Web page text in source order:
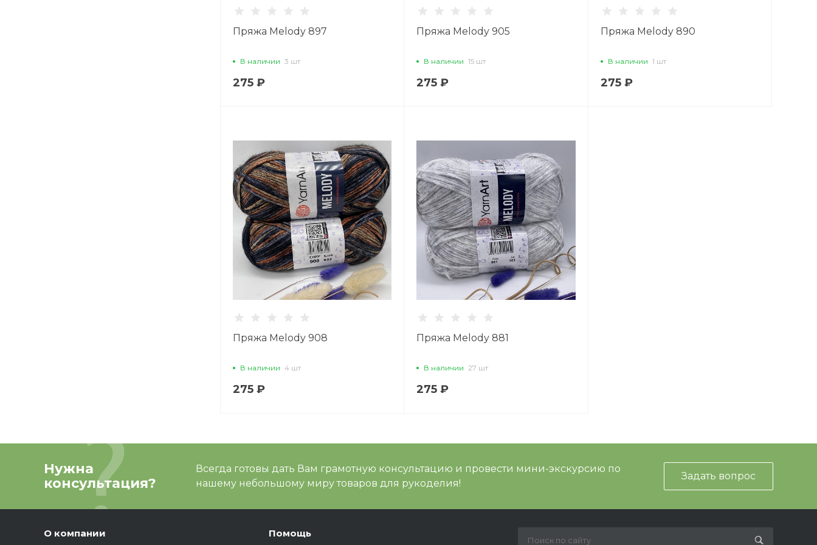
Пряжа Melody 897
В наличии 3 шт
275 ₽
Пряжа Melody 905
В наличии 15 шт
275 ₽
Пряжа Melody 890
В наличии 1 шт
275 ₽
Пряжа Melody 908
В наличии 4 шт
275 ₽
Пряжа Melody 881
В наличии 27 шт
275 ₽
Нужна
консультация?
Всегда готовы дать Вам грамотную консультацию и провести мини-экскурсию по
нашему небольшому миру товаров для рукоделия!
Задать вопрос
О компании Помощь